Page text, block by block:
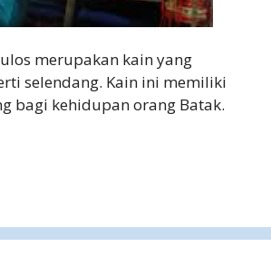
merupakan kain yang
selendang. Kain ini memiliki
bagi kehidupan orang Batak.